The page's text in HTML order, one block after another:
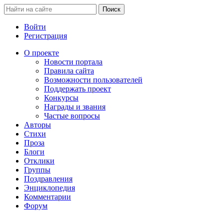
Войти
Регистрация
О проекте
Новости портала
Правила сайта
Возможности пользователей
Поддержать проект
Конкурсы
Награды и звания
Частые вопросы
Авторы
Стихи
Проза
Блоги
Отклики
Группы
Поздравления
Энциклопедия
Комментарии
Форум